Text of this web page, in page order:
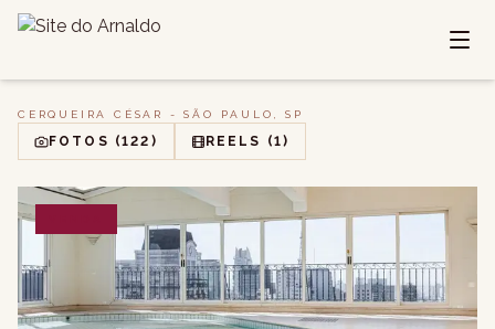
CERQUEIRA CÉSAR - SÃO PAULO, SP
FOTOS (122) REELS (1)